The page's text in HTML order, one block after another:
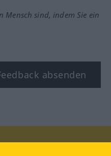
Mensch sind, indem Sie ein
absenden